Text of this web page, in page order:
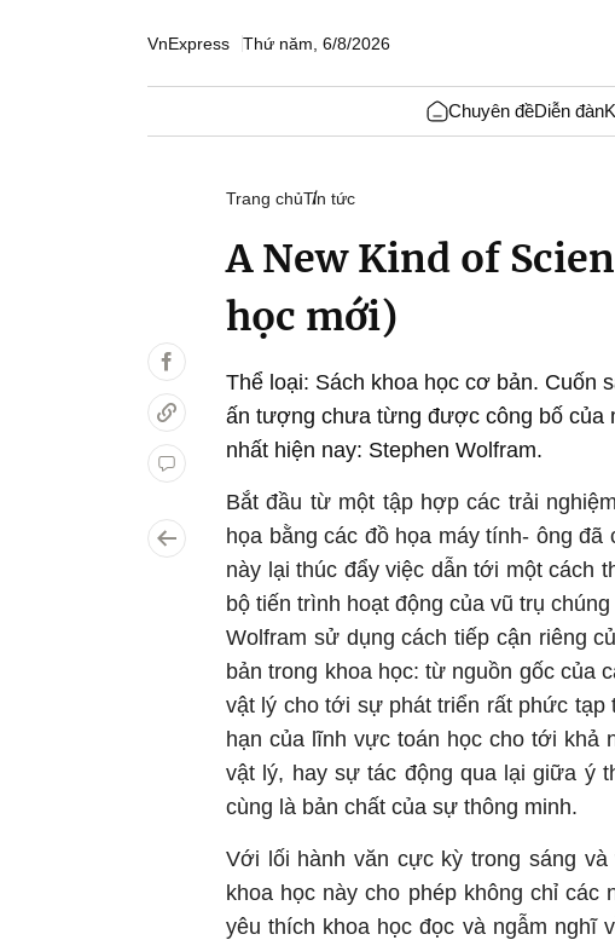
VnExpress Thứ năm, 6/8/2026
Chuyên đềDiễn đàn
Trang chủTin tức
A New Kind of
học mới)
Thể loại: Sách khoa học cơ bản. Cuốn
ấn tượng chưa từng được công bố của
nhất hiện nay: Stephen Wolfram.
Bắt đầu từ một tập hợp các trải
họa bằng các đồ họa máy tính- ông
này lại thúc đẩy việc dẫn tới một cách
bộ tiến trình hoạt động của vũ trụ
Wolfram sử dụng cách tiếp cận riêng
bản trong khoa học: từ nguồn gốc của
vật lý cho tới sự phát triển rất phức
hạn của lĩnh vực toán học cho tới khả
vật lý, hay sự tác động qua lại giữa ý
cùng là bản chất của sự thông minh.
Với lối hành văn cực kỳ trong sáng
khoa học này cho phép không chỉ
yêu thích khoa học đọc và ngẫm nghĩ